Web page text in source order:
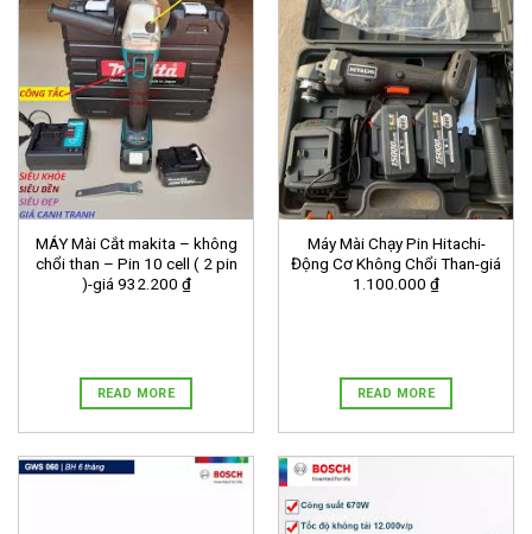
MÁY Mài Cắt makita – không
chổi than – Pin 10 cell ( 2 pin
)-giá 932.200 ₫
READ MORE
Máy Mài Chạy Pin Hitachi-
Động Cơ Không Chổi Than-giá
1.100.000 ₫
READ MORE